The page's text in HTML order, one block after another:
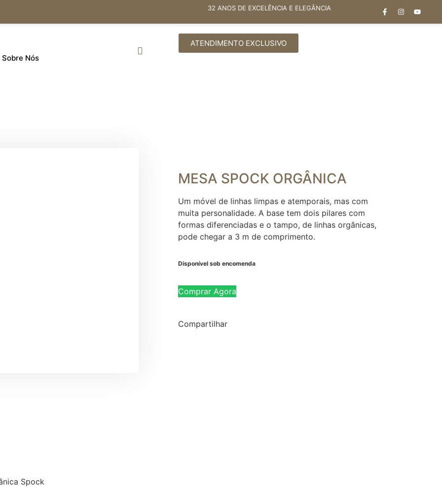
32 ANOS DE EXCELÊNCIA E ELEGÂNCIA
Sobre Nós
ATENDIMENTO EXCLUSIVO
MESA SPOCK ORGÂNICA
Um móvel de linhas limpas e atemporais, mas com
muita personalidade. A base tem dois pilares com
formas diferenciadas e o tampo, de linhas orgânicas,
pode chegar a 3 m de comprimento.
Disponível sob encomenda
Comprar Agora
Compartilhar
Spock